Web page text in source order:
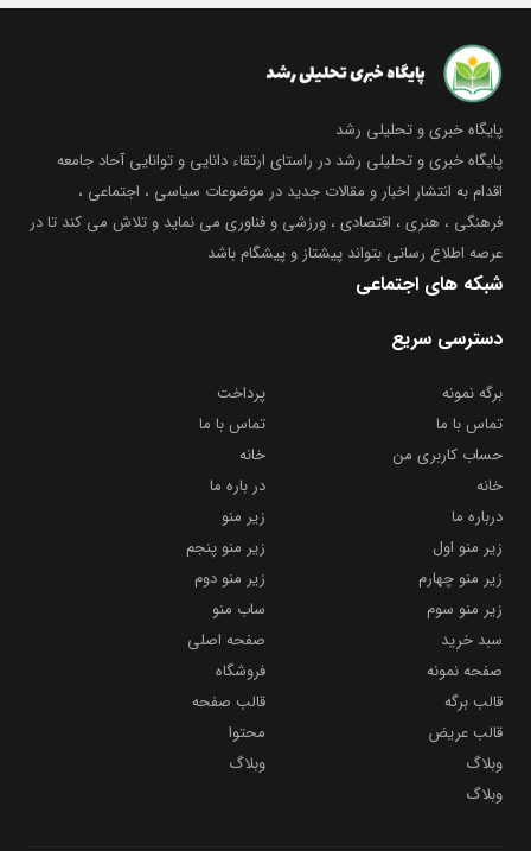
پایگاه خبری و تحلیلی رشد
پایگاه خبری و تحلیلی رشد در راستای ارتقاء دانایی و توانایی آحاد جامعه
اقدام به انتشار اخبار و مقالات جدید در موضوعات سیاسی ، اجتماعی ،
فرهنگی ، هنری ، اقتصادی ، ورزشی و فناوری می نماید و تلاش می کند تا در
عرصه اطلاع رسانی بتواند پیشتاز و پیشگام باشد
شبکه های اجتماعی
دسترسی سریع
برگه نمونه
پرداخت
تماس با ما
تماس با ما
حساب کاربری من
خانه
خانه
در باره ما
درباره ما
زیر منو
زیر منو اول
زیر منو پنجم
زیر منو چهارم
زیر منو دوم
زیر منو سوم
ساب منو
سبد خرید
صفحه اصلی
صفحه نمونه
فروشگاه
قالب برگه
قالب صفحه
قالب عریض
محتوا
وبلاگ
وبلاگ
وبلاگ